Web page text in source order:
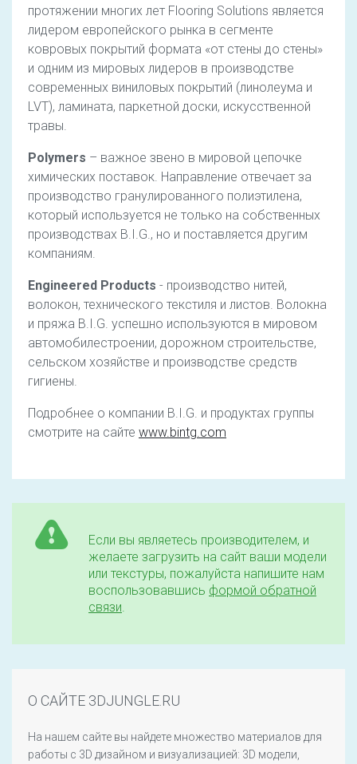
протяжении многих лет Flooring Solutions является
лидером европейского рынка в сегменте
ковровых покрытий формата «от стены до стены»
и одним из мировых лидеров в производстве
современных виниловых покрытий (линолеума и
LVT), ламината, паркетной доски, искусственной
травы.
Polymers – важное звено в мировой цепочке
химических поставок. Направление отвечает за
производство гранулированного полиэтилена,
который используется не только на собственных
производствах B.I.G., но и поставляется другим
компаниям.
Engineered Products - производство нитей,
волокон, технического текстиля и листов. Волокна
и пряжа B.I.G. успешно используются в мировом
автомобилестроении, дорожном строительстве,
сельском хозяйстве и производстве средств
гигиены.
Подробнее о компании B.I.G. и продуктах группы
смотрите на сайте www.bintg.com
Если вы являетесь производителем, и
желаете загрузить на сайт ваши модели
или текстуры, пожалуйста напишите нам
воспользовавшись формой обратной
связи.
О САЙТЕ 3DJUNGLE.RU
На нашем сайте вы найдете множество материалов для
работы с 3D дизайном и визуализацией: 3D модели,